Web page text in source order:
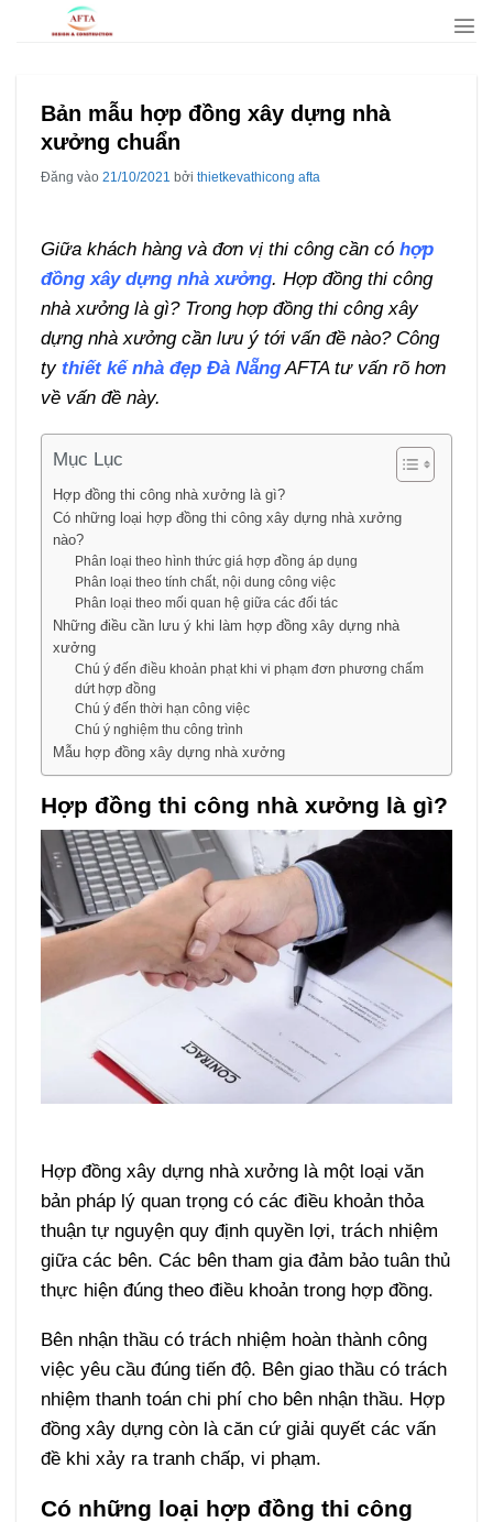
Bản mẫu hợp đồng xây dựng nhà
xưởng chuẩn
Đăng vào 21/10/2021 bởi thietkevathicong afta
Giữa khách hàng và đơn vị thi công cần có hợp
đồng xây dựng nhà xưởng. Hợp đồng thi công
nhà xưởng là gì? Trong hợp đồng thi công xây
dựng nhà xưởng cần lưu ý tới vấn đề nào? Công
ty thiết kế nhà đẹp Đà NẵngAFTA tư vấn rõ hơn
về vấn đề này.
Mục Lục
Hợp đồng thi công nhà xưởng là gì?
Có những loại hợp đồng thi công xây dựng nhà xưởng
nào?
Phân loại theo hình thức giá hợp đồng áp dụng
Phân loại theo tính chất, nội dung công việc
Phân loại theo mối quan hệ giữa các đối tác
Những điều cần lưu ý khi làm hợp đồng xây dựng nhà
xưởng
Chú ý đến điều khoản phạt khi vi phạm đơn phương chấm
dứt hợp đồng
Chú ý đến thời hạn công việc
Chú ý nghiệm thu công trình
Mẫu hợp đồng xây dựng nhà xưởng
Hợp đồng thi công nhà xưởng là gì?
Hợp đồng xây dựng nhà xưởng là một loại văn
bản pháp lý quan trọng có các điều khoản thỏa
thuận tự nguyện quy định quyền lợi, trách nhiệm
giữa các bên. Các bên tham gia đảm bảo tuân thủ
thực hiện đúng theo điều khoản trong hợp đồng.
Bên nhận thầu có trách nhiệm hoàn thành công
việc yêu cầu đúng tiến độ. Bên giao thầu có trách
nhiệm thanh toán chi phí cho bên nhận thầu. Hợp
đồng xây dựng còn là căn cứ giải quyết các vấn
đề khi xảy ra tranh chấp, vi phạm.
Có những loại hợp đồng thi công